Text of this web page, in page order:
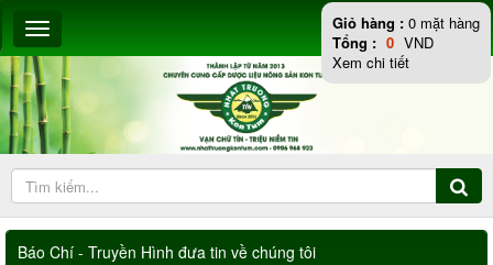
Báo Chí - Truyền Hình đưa tin về chúng tôi
Giỏ hàng : 0 mặt hàng
Tổng : 0 VND
Xem chi tiết